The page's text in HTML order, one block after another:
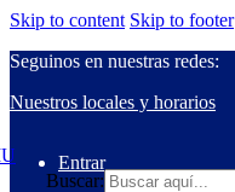
Skip to content Skip to footer
Seguinos en nuestras redes:
Nuestros locales y horarios
Entrar
Buscar: